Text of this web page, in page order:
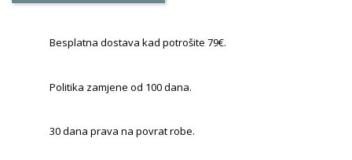
Besplatna dostava kad potrošite 79€.
Politika zamjene od 100 dana.
30 dana prava na povrat robe.